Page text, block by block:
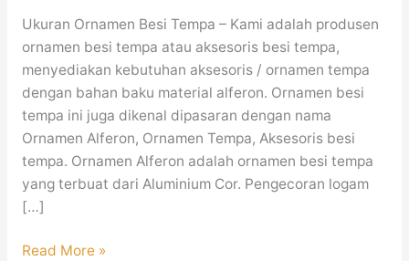
Ukuran Ornamen Besi Tempa – Kami adalah produsen
ornamen besi tempa atau aksesoris besi tempa,
menyediakan kebutuhan aksesoris / ornamen tempa
dengan bahan baku material alferon. Ornamen besi
tempa ini juga dikenal dipasaran dengan nama
Ornamen Alferon, Ornamen Tempa, Aksesoris besi
tempa. Ornamen Alferon adalah ornamen besi tempa
yang terbuat dari Aluminium Cor. Pengecoran logam
[…]
Read More »